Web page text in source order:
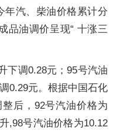
年汽、柴油价格累计分
品油调价呈现“ 十涨三
下调0.28元；95号汽油
0.29元。根据中国石化
后，92号汽油价格为
,98号汽油价格为10.12